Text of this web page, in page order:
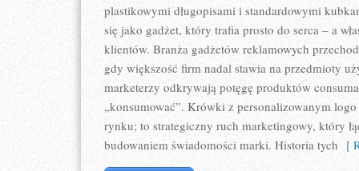
plastikowymi długopisami i standardowymi
się jako gadżet, który trafia prosto do serca – a
klientów. Branża gadżetów reklamowych
gdy większość firm nadal stawia na przedmioty
marketerzy odkrywają potęgę produktów
„konsumować”. Krówki z personalizowanym
rynku; to strategiczny ruch marketingowy, który
budowaniem świadomości marki. Historia tych [